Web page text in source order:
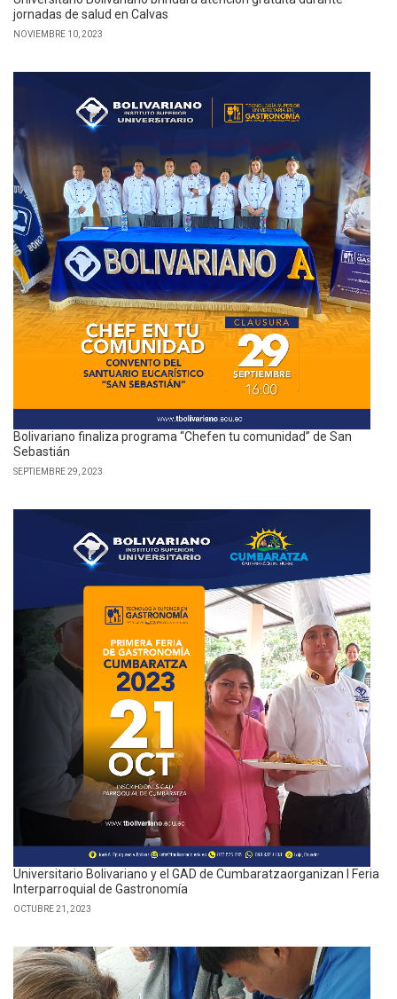
jornadas de salud en Calvas
NOVIEMBRE 10, 2023
Bolivariano finaliza programa “Chefen tu comunidad” de San
Sebastián
SEPTIEMBRE 29, 2023
Universitario Bolivariano y el GAD de Cumbaratzaorganizan I Feria
Interparroquial de Gastronomía
OCTUBRE 21, 2023